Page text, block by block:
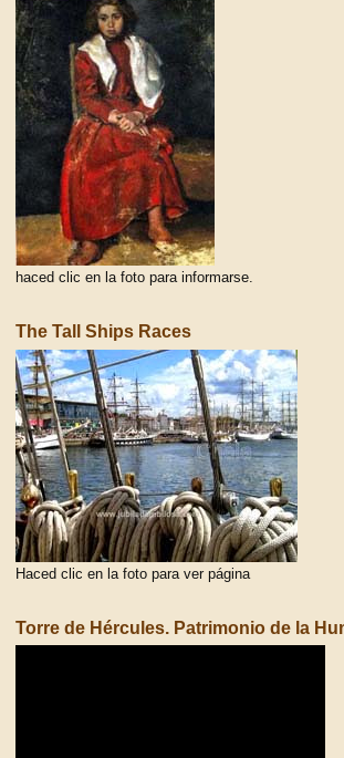
haced clic en la foto para informarse.
The Tall Ships Races
Haced clic en la foto para ver página
Torre de Hércules. Patrimonio de la